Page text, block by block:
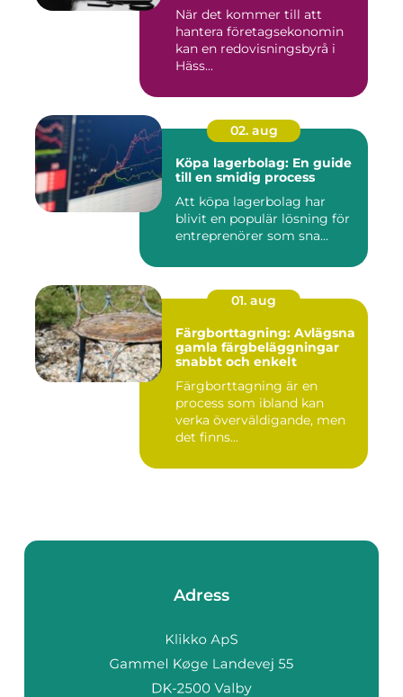
När det kommer till att
hantera företagsekonomin
kan en redovisningsbyrå i
Häss...
02. aug
Köpa lagerbolag: En guide
till en smidig process
Att köpa lagerbolag har
blivit en populär lösning för
entreprenörer som sna...
01. aug
Färgborttagning: Avlägsna
gamla färgbeläggningar
snabbt och enkelt
Färgborttagning är en
process som ibland kan
verka överväldigande, men
det finns...
Adress